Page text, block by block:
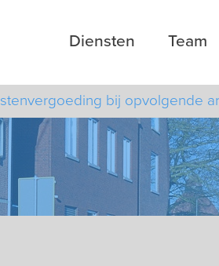
Diensten Team
bij opvolgende